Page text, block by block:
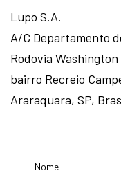
Lupo S.A.
A/C Departamento
Rodovia
bairro Recreio
Araraquara, SP,
Nome